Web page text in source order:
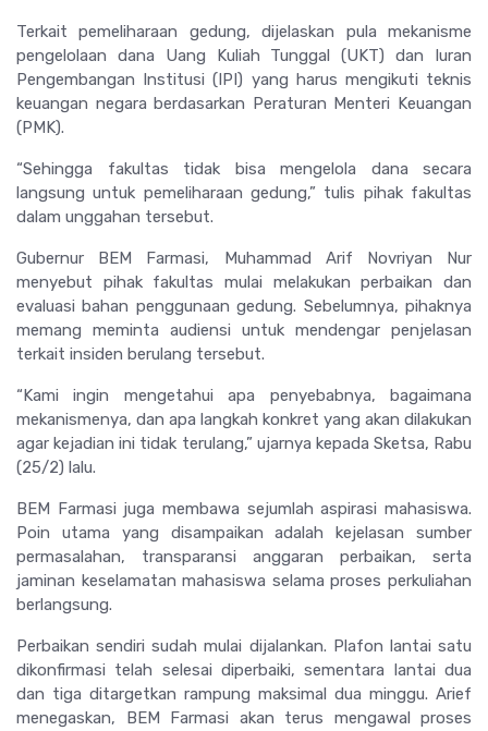
Terkait pemeliharaan gedung, dijelaskan pula mekanisme
pengelolaan dana Uang Kuliah Tunggal (UKT) dan Iuran
Pengembangan Institusi (IPI) yang harus mengikuti teknis
keuangan negara berdasarkan Peraturan Menteri Keuangan
(PMK).
“Sehingga fakultas tidak bisa mengelola dana secara
langsung untuk pemeliharaan gedung,” tulis pihak fakultas
dalam unggahan tersebut.
Gubernur BEM Farmasi, Muhammad Arif Novriyan Nur
menyebut pihak fakultas mulai melakukan perbaikan dan
evaluasi bahan penggunaan gedung. Sebelumnya, pihaknya
memang meminta audiensi untuk mendengar penjelasan
terkait insiden berulang tersebut.
“Kami ingin mengetahui apa penyebabnya, bagaimana
mekanismenya, dan apa langkah konkret yang akan dilakukan
agar kejadian ini tidak terulang,” ujarnya kepada Sketsa, Rabu
(25/2) lalu.
BEM Farmasi juga membawa sejumlah aspirasi mahasiswa.
Poin utama yang disampaikan adalah kejelasan sumber
permasalahan, transparansi anggaran perbaikan, serta
jaminan keselamatan mahasiswa selama proses perkuliahan
berlangsung.
Perbaikan sendiri sudah mulai dijalankan. Plafon lantai satu
dikonfirmasi telah selesai diperbaiki, sementara lantai dua
dan tiga ditargetkan rampung maksimal dua minggu. Arief
menegaskan, BEM Farmasi akan terus mengawal proses